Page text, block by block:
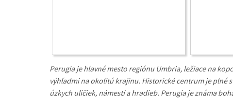
Perugia je hlavné mesto regiónu Umbria, ležiace na
výhľadmi na okolitú krajinu. Historické centrum je plné
úzkych uličiek, námestí a hradieb. Perugia je známa